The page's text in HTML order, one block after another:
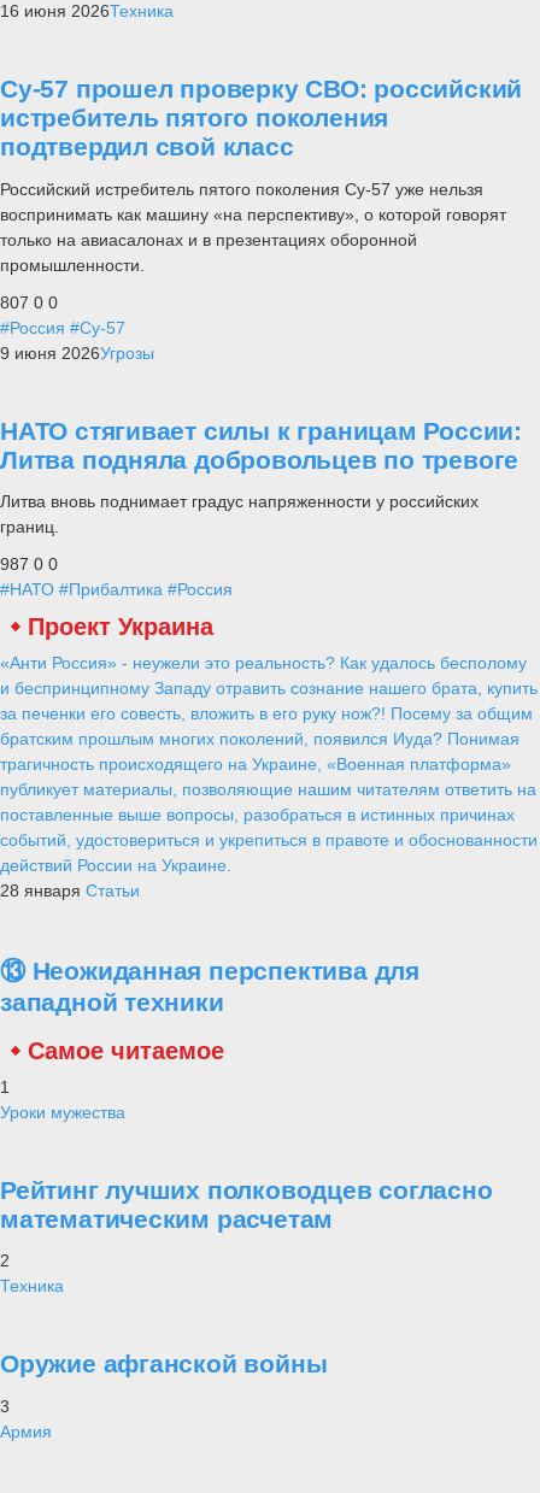
16 июня 2026Техника
Су-57 прошел проверку СВО: российский
истребитель пятого поколения
подтвердил свой класс
Российский истребитель пятого поколения Су-57 уже нельзя
воспринимать как машину «на перспективу», о которой говорят
только на авиасалонах и в презентациях оборонной
промышленности.
807 0 0
#Россия #Су-57
9 июня 2026Угрозы
НАТО стягивает силы к границам России:
Литва подняла добровольцев по тревоге
Литва вновь поднимает градус напряженности у российских
границ.
987 0 0
#НАТО #Прибалтика #Россия
Проект Украина
«Анти Россия» - неужели это реальность? Как удалось бесполому
и беспринципному Западу отравить сознание нашего брата, купить
за печенки его совесть, вложить в его руку нож?! Посему за общим
братским прошлым многих поколений, появился Иуда? Понимая
трагичность происходящего на Украине, «Военная платформа»
публикует материалы, позволяющие нашим читателям ответить на
поставленные выше вопросы, разобраться в истинных причинах
событий, удостовериться и укрепиться в правоте и обоснованности
действий России на Украине.
28 января Статьи
⑬ Неожиданная перспектива для
западной техники
Самое читаемое
1
Уроки мужества
Рейтинг лучших полководцев согласно
математическим расчетам
2
Техника
Оружие афганской войны
3
Армия